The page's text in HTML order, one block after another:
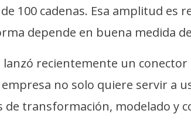
100 cadenas. Esa amplitud
depende en buena medida
recientemente un
no solo quiere servir a
de transformación, modelado y